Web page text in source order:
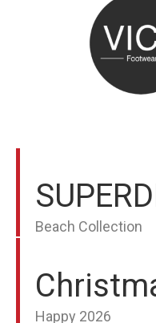
Beach Collection
Happy 2026